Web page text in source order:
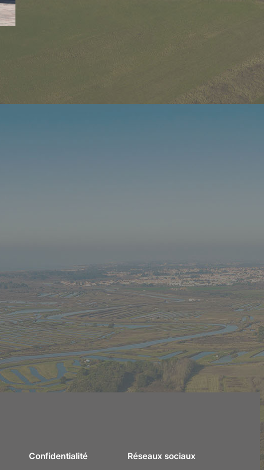
Confidentialité
Réseaux sociaux